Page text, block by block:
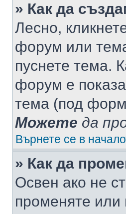
» Как да
Лесно,
форум или
пуснете тема.
форум е
тема (под
Можете да
Върнете се в
» Как да
Освен ако не
променяте или